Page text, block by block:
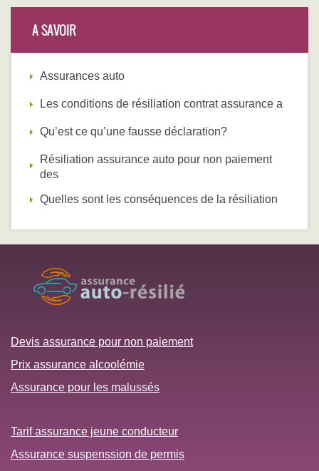
A SAVOIR
Assurances auto
Les conditions de résiliation contrat assurance a
Qu’est ce qu’une fausse déclaration?
Résiliation assurance auto pour non paiement
des
Quelles sont les conséquences de la résiliation
Devis assurance pour non paiement
Prix assurance alcoolémie
Assurance pour les malussés
Tarif assurance jeune conducteur
Assurance suspenssion de permis